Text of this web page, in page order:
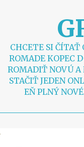
CHCETE SI ČÍTAŤ
ROMADE KOPEC
ROMADIŤ NOVÚ A
STAČIŤ JEDEN
EŇ PLNÝ